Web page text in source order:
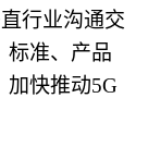
行业沟通交
标准、产品
加快推动5G